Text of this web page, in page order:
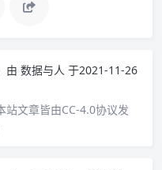
由 数据与人 于2021-11-26
站文章皆由CC-4.0协议发